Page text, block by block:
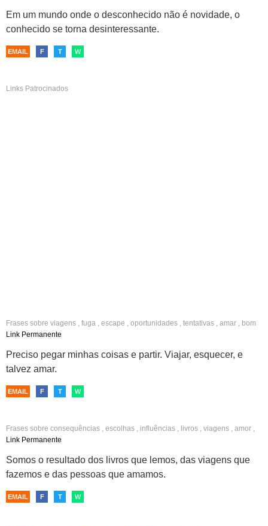
Em um mundo onde o desconhecido não é novidade, o
conhecido se torna desinteressante.
EMAIL F T W
Links Patrocinados
Frases sobre viagens , fuga , escape , oportunidades , tentativas , amar , bom
dia, inspiradoras
Link Permanente
Preciso pegar minhas coisas e partir. Viajar, esquecer, e
talvez amar.
EMAIL F T W
Frases sobre consequências , escolhas , influências , livros , viagens , amor ,
relacionamentos,
Link Permanente
Somos o resultado dos livros que lemos, das viagens que
fazemos e das pessoas que amamos.
EMAIL F T W